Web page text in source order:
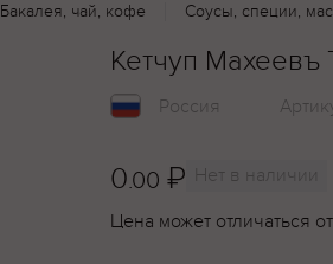
Бакалея, чай, кофе Соусы, специи,
Кетчуп Махеевъ
Россия
0.00 ₽ Нет в наличии
Цена может отличаться